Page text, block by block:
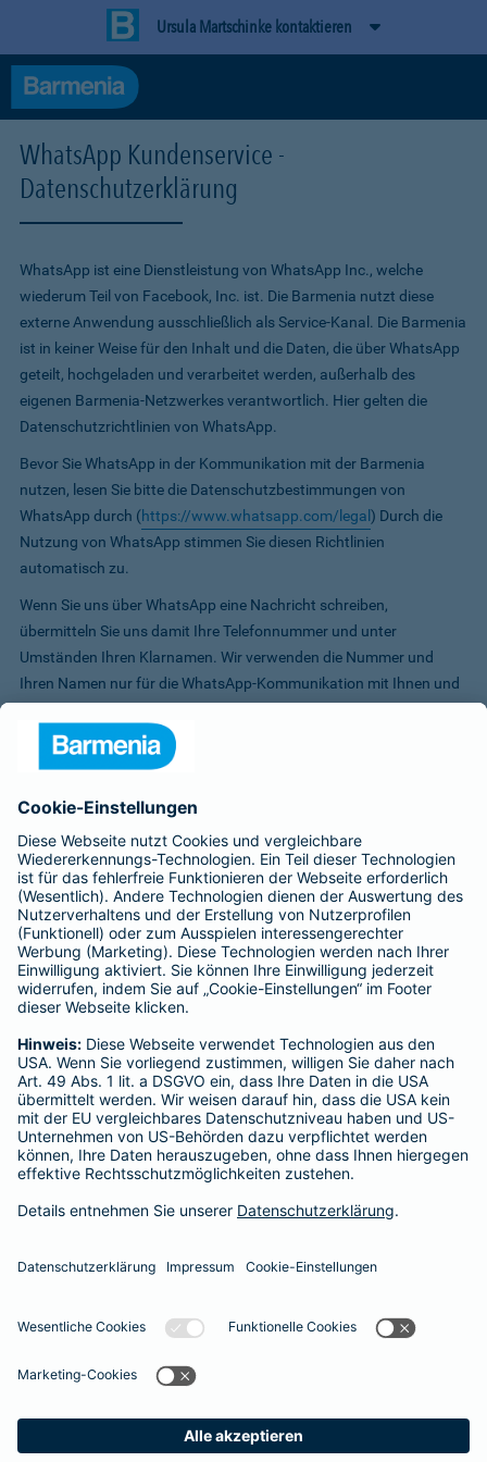
Ursula Martschinke kontaktieren
WhatsApp Kundenservice -
Datenschutzerklärung
WhatsApp ist eine Dienstleistung von WhatsApp Inc., welche
wiederum Teil von Facebook, Inc. ist. Die Barmenia nutzt diese
externe Anwendung ausschließlich als Service-Kanal. Die Barmenia
ist in keiner Weise für den Inhalt und die Daten, die über WhatsApp
geteilt, hochgeladen und verarbeitet werden, außerhalb des
eigenen Barmenia-Netzwerkes verantwortlich. Hier gelten die
Datenschutzrichtlinien von WhatsApp.
Bevor Sie WhatsApp in der Kommunikation mit der Barmenia
nutzen, lesen Sie bitte die Datenschutzbestimmungen von
WhatsApp durch (https://www.whatsapp.com/legal ) Durch die
Nutzung von WhatsApp stimmen Sie diesen Richtlinien
automatisch zu.
Wenn Sie uns über WhatsApp eine Nachricht schreiben,
übermitteln Sie uns damit Ihre Telefonnummer und unter
Umständen Ihren Klarnamen. Wir verwenden die Nummer und
Ihren Namen nur für die WhatsApp-Kommunikation mit Ihnen und
Bitte beachten Sie jedoch die WhatsApp-Nutzungsbedingungen,
auf die wir keinen Einfluss haben: Wenn Sie WhatsApp auf Ihrem
Handy installieren und nutzen, stimmen Sie den
anderem, dass Sie der WhatsApp Inc. Zugriff auf Ihre
Telefonnummer und die auf Ihrem Telefon gespeicherten Kontakte
gewähren. Bei Fragen persönlicher oder vertraulicher Natur (d. h.
mit Inhalten, die personenbezogenen Daten oder
Gesundheitsdaten betreffen) sollte zur weiteren Korrespondenz
eine E-Mail-Adresse oder Telefonnummer angegeben werden, da
wir solche Fragen nicht per WhatsApp beantworten.
Die Barmenia wird Sie in keinem Fall darum bitten, persönliche
Daten über WhatsApp mit uns zu teilen. Für den Fall, dass wir Ihre
Daten benötigen, wird Ihnen ein Mitarbeiter eine Möglichkeit für
den Datenaustausch, z. B. sicherer Online-Chat, mitteilen.
Sollten Sie weitere Fragen rund um das Thema Datenschutz bei
den Barmenia-Unternehmen haben, können Sie sich jederzeit an
den Datenschutzbeauftragten der Barmenia-Unternehmen
finden Sie unterDatenschutz.
Cookie-Einstellungen